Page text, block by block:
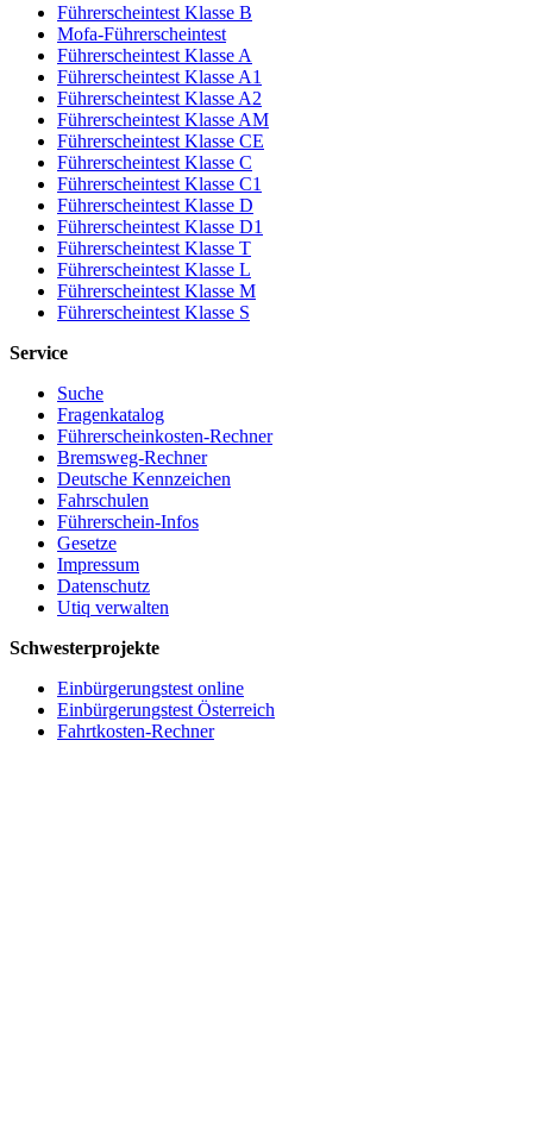
Führerscheintest Klasse B
Mofa-Führerscheintest
Führerscheintest Klasse A
Führerscheintest Klasse A1
Führerscheintest Klasse A2
Führerscheintest Klasse AM
Führerscheintest Klasse CE
Führerscheintest Klasse C
Führerscheintest Klasse C1
Führerscheintest Klasse D
Führerscheintest Klasse D1
Führerscheintest Klasse T
Führerscheintest Klasse L
Führerscheintest Klasse M
Führerscheintest Klasse S
Service
Suche
Fragenkatalog
Führerscheinkosten-Rechner
Bremsweg-Rechner
Deutsche Kennzeichen
Fahrschulen
Führerschein-Infos
Gesetze
Impressum
Datenschutz
Utiq verwalten
Schwesterprojekte
Einbürgerungstest online
Einbürgerungstest Österreich
Fahrtkosten-Rechner